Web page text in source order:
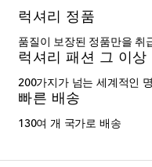
럭셔리 정품
품질이 보장된 정품만을 취
럭셔리 패션 그 이상
200가지가 넘는 세계적인
빠른 배송
130여 개 국가로 배송